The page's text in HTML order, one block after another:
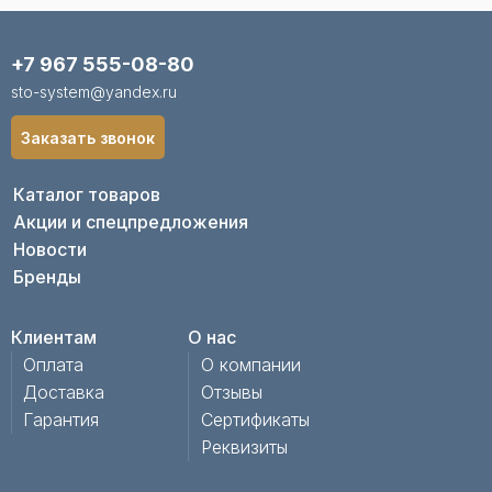
Каталог товаров
Акции и спецпредложения
Новости
Бренды
Клиентам
Оплата
Доставка
Гарантия
О нас
О компании
Отзывы
Сертификаты
Реквизиты
+7 967 555-08-80
sto-system@yandex.ru
Заказать звонок